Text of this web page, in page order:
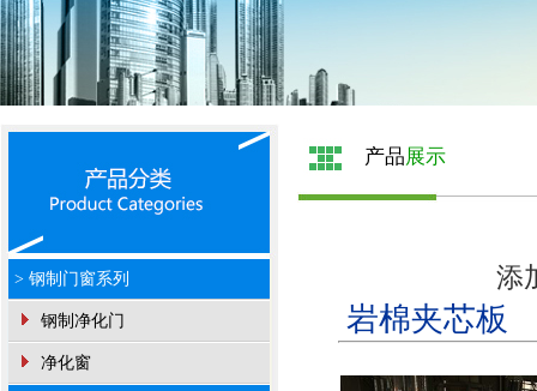
> 钢制门窗系列
钢制净化门
净化窗
产品展示
添
岩棉夹芯板